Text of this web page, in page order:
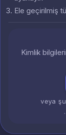
Ele geçirilmiş
Kimlik
veya